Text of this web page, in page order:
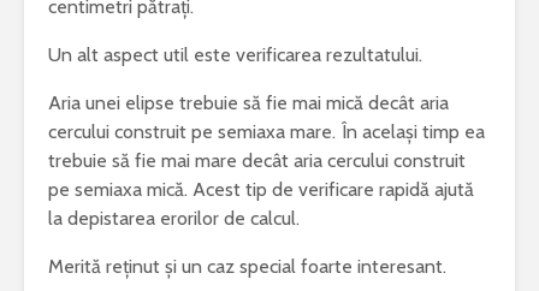
centimetri pătrați.
Un alt aspect util este verificarea rezultatului.
Aria unei elipse trebuie să fie mai mică decât aria
cercului construit pe semiaxa mare. În același timp ea
trebuie să fie mai mare decât aria cercului construit
pe semiaxa mică. Acest tip de verificare rapidă ajută
la depistarea erorilor de calcul.
Merită reținut și un caz special foarte interesant.